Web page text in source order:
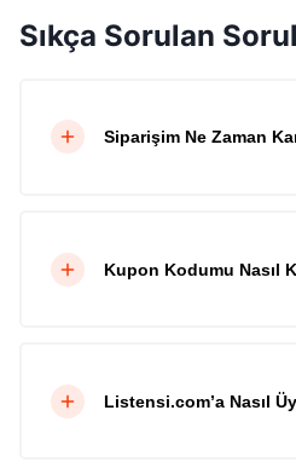
Sıkça Sorulan
Siparişim Ne Zaman
Kupon Kodumu Nasıl
Listensi.com’a Nasıl